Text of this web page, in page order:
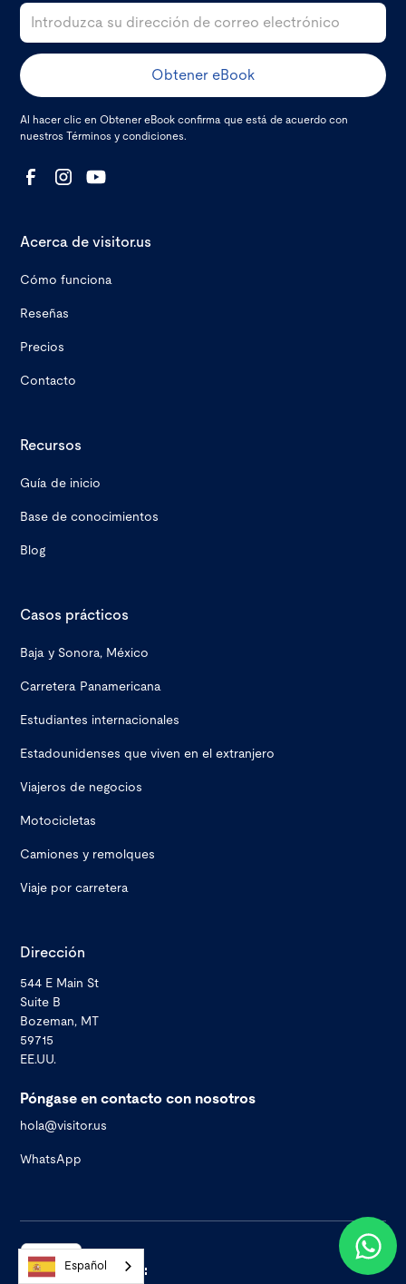
Al hacer clic en Obtener eBook confirma que está de acuerdo con
nuestros
Términos y condiciones.
Acerca de visitor.us
Cómo funciona
Reseñas
Precios
Contacto
Recursos
Guía de inicio
Base de conocimientos
Blog
Casos prácticos
Baja y Sonora, México
Carretera Panamericana
Estudiantes internacionales
Estadounidenses que viven en el extranjero
Viajeros de negocios
Motocicletas
Camiones y remolques
Viaje por carretera
Dirección
544 E Main St
Suite B
Bozeman, MT
59715
EE.UU.
Póngase en contacto con nosotros
hola@visitor.us
WhatsApp
Español